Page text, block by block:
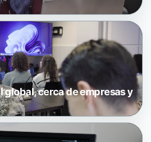
global, cerca de empresas y